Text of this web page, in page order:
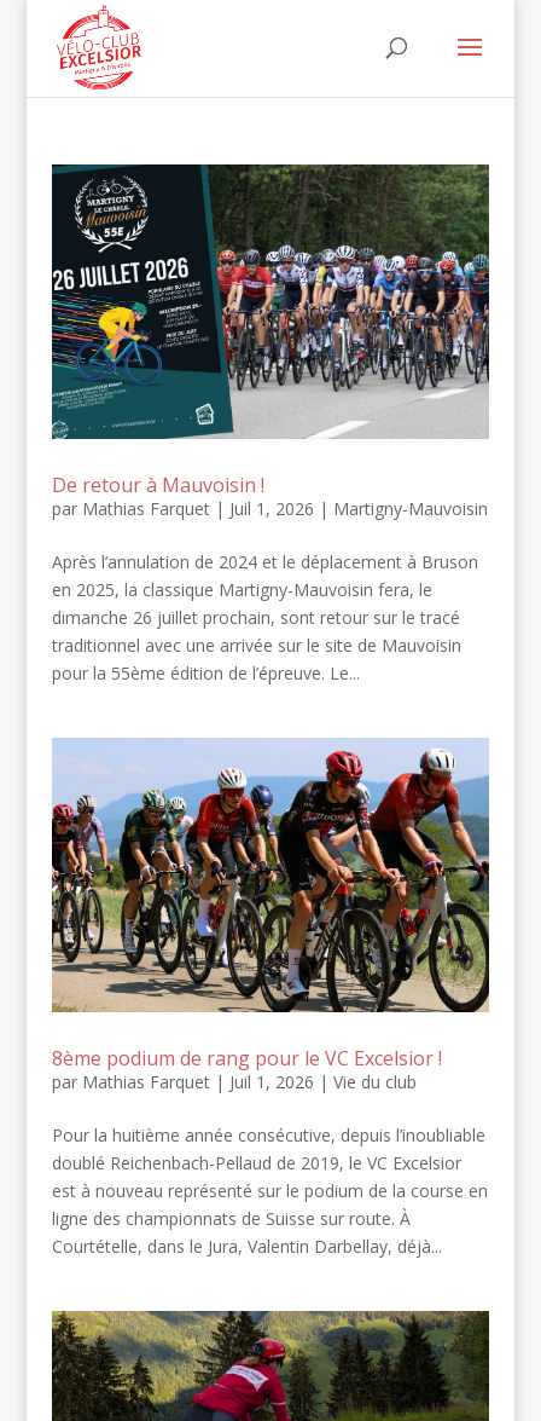
De retour à Mauvoisin !
par Mathias Farquet| Juil 1, 2026 | Martigny-Mauvoisin
Après l’annulation de 2024 et le déplacement à Bruson
en 2025, la classique Martigny-Mauvoisin fera, le
dimanche 26 juillet prochain, sont retour sur le tracé
traditionnel avec une arrivée sur le site de Mauvoisin
pour la 55ème édition de l’épreuve. Le...
8ème podium de rang pour le VC Excelsior !
par Mathias Farquet| Juil 1, 2026 | Vie du club
Pour la huitième année consécutive, depuis l’inoubliable
doublé Reichenbach-Pellaud de 2019, le VC Excelsior
est à nouveau représenté sur le podium de la course en
ligne des championnats de Suisse sur route. À
Courtételle, dans le Jura, Valentin Darbellay, déjà...